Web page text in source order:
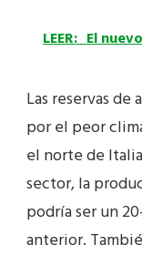
LEER: El
Las reservas de
por el peor
el norte de
sector, la
podría ser un
anterior.